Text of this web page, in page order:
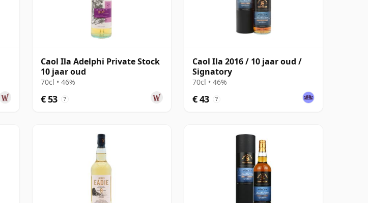
Caol Ila Adelphi Private Stock
10 jaar oud
70cl • 46%
€ 53 ?
Caol Ila 2016 / 10 jaar oud /
Signatory
70cl • 46%
€ 43 ?